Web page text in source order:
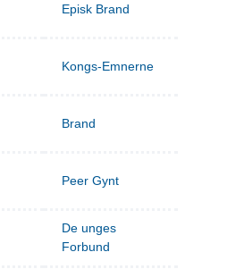
Episk Brand
Kongs-Emnerne
Brand
Peer Gynt
De unges
Forbund